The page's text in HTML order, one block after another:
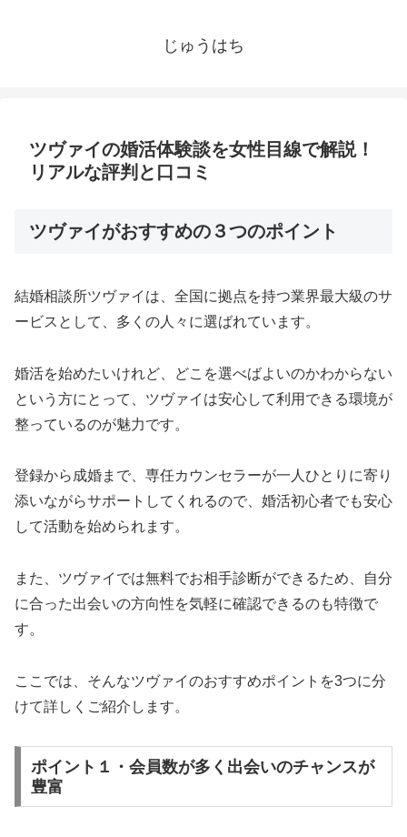
じゅうはち
ツヴァイの婚活体験談を女性目線で解説！
リアルな評判と口コミ
ツヴァイがおすすめの３つのポイント
結婚相談所ツヴァイは、全国に拠点を持つ業界最大級のサ
ービスとして、多くの人々に選ばれています。
婚活を始めたいけれど、どこを選べばよいのかわからない
という方にとって、ツヴァイは安心して利用できる環境が
整っているのが魅力です。
登録から成婚まで、専任カウンセラーが一人ひとりに寄り
添いながらサポートしてくれるので、婚活初心者でも安心
して活動を始められます。
また、ツヴァイでは無料でお相手診断ができるため、自分
に合った出会いの方向性を気軽に確認できるのも特徴で
す。
ここでは、そんなツヴァイのおすすめポイントを3つに分
けて詳しくご紹介します。
ポイント１・会員数が多く出会いのチャンスが
豊富